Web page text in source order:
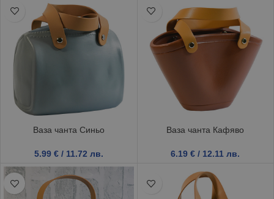
Ваза чанта Синьо
5.99 € / 11.72 лв.
Ваза чанта Кафяво
6.19€ / 12.11 лв.